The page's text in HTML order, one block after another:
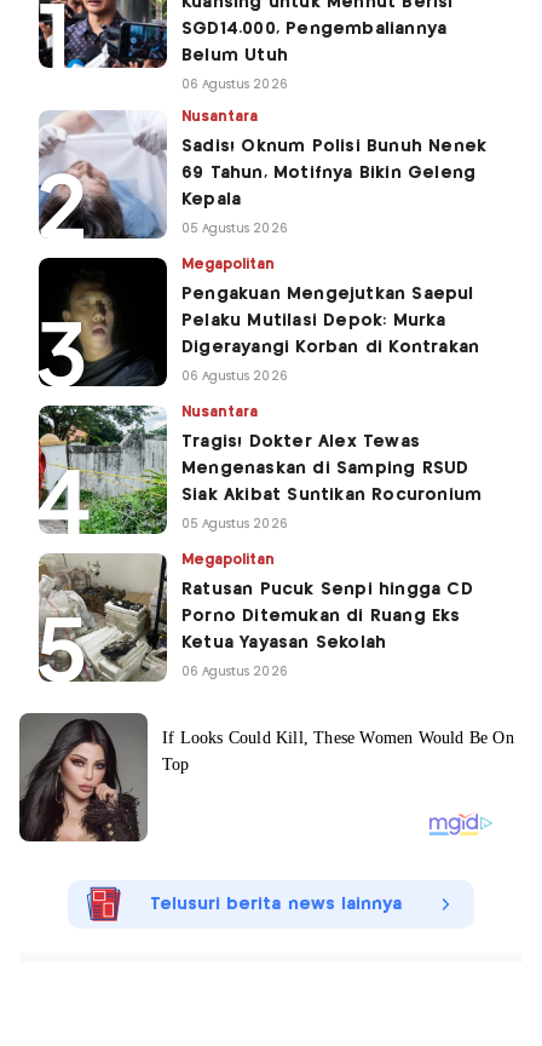
SGD14.000, Pengembaliannya
Belum Utuh
06 Agustus 2026
Nusantara
Sadis! Oknum Polisi Bunuh Nenek
69 Tahun, Motifnya Bikin Geleng
Kepala
05 Agustus 2026
Megapolitan
Pengakuan Mengejutkan Saepul
Pelaku Mutilasi Depok: Murka
Digerayangi Korban di Kontrakan
06 Agustus 2026
Nusantara
Tragis! Dokter Alex Tewas
Mengenaskan di Samping RSUD
Siak Akibat Suntikan Rocuronium
05 Agustus 2026
Megapolitan
Ratusan Pucuk Senpi hingga CD
Porno Ditemukan di Ruang Eks
Ketua Yayasan Sekolah
06 Agustus 2026
Telusuri berita news lainnya